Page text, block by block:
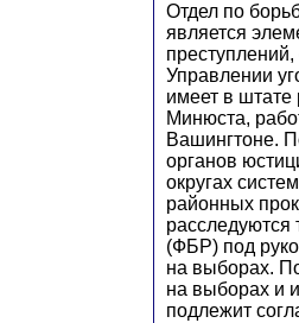
Отдел по
является
Управлении
имеет в штате
Минюста,
Вашингтоне.
органов
округах
районных
(ФБР) под
на выборах.
на выборах и
подлежит